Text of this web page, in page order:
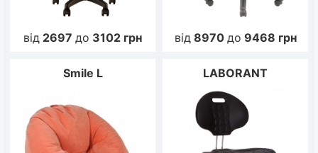
від 2697 до 3102 грн від 8970 до 9468 грн
Smile L LABORANT